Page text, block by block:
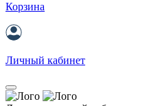
Корзина
Личный кабинет